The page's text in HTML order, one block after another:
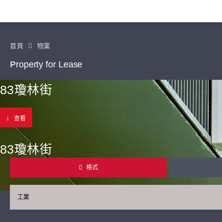
首頁 物業
Property for Lease
83瓊林街
查看
83瓊林街
格式
工業